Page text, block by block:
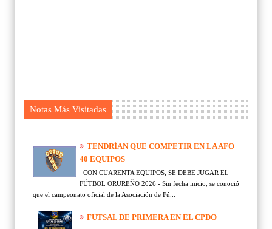
Notas Más Visitadas
TENDRÍAN QUE COMPETIR EN LA AFO
40 EQUIPOS
CON CUARENTA EQUIPOS, SE DEBE JUGAR EL
FÚTBOL ORUREÑO 2026 - Sin fecha inicio, se conoció
que el campeonato oficial de la Asociación de Fú...
FUTSAL DE PRIMERA EN EL CPDO